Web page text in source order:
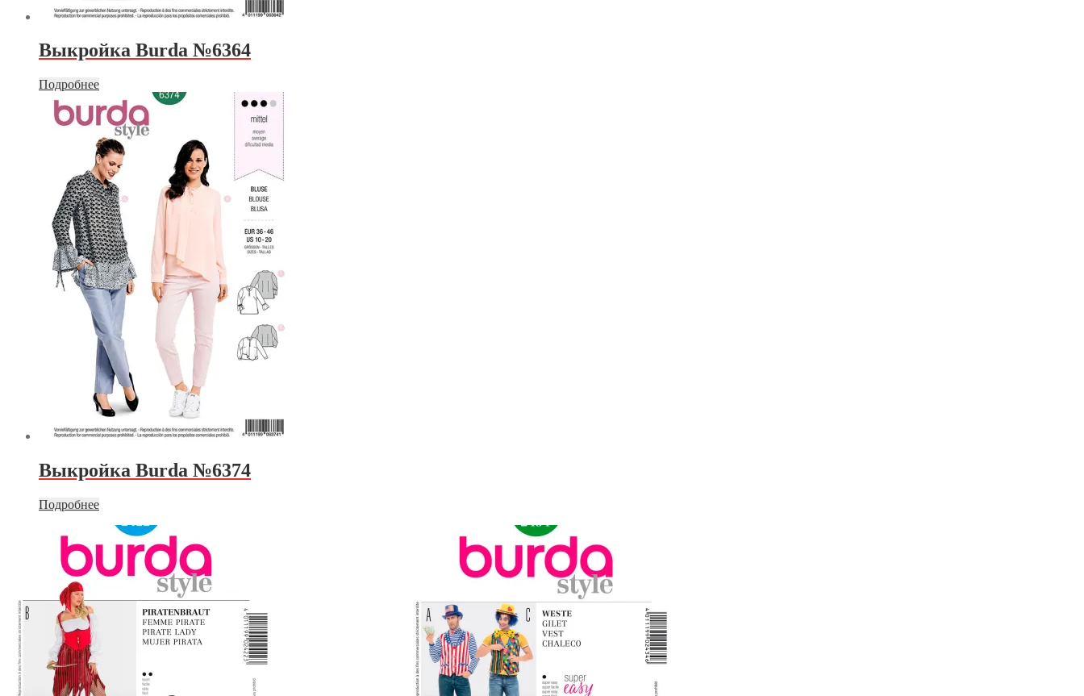
Выкройка Burda №6364
Подробнее
Выкройка Burda №6374
Подробнее